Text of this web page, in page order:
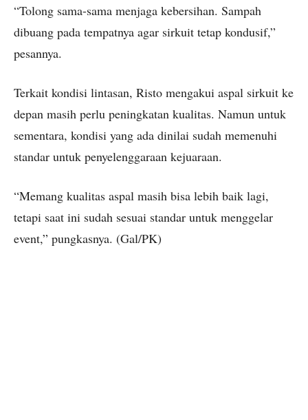
“Tolong sama-sama menjaga kebersihan. Sampah
dibuang pada tempatnya agar sirkuit tetap kondusif,”
pesannya.
Terkait kondisi lintasan, Risto mengakui aspal sirkuit ke
depan masih perlu peningkatan kualitas. Namun untuk
sementara, kondisi yang ada dinilai sudah memenuhi
standar untuk penyelenggaraan kejuaraan.
“Memang kualitas aspal masih bisa lebih baik lagi,
tetapi saat ini sudah sesuai standar untuk menggelar
event,” pungkasnya. (Gal/PK)